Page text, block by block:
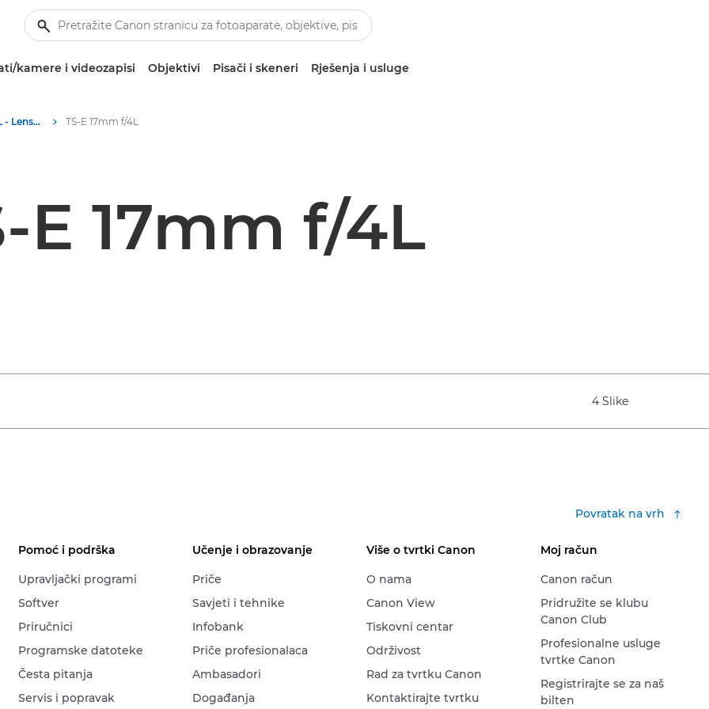
kamere i videozapisi Objektivi Pisači i skeneri Rješenja i usluge
Canon TS-E 17mm f/4L - Lenses - Camera & Photo lenses TS-E 17mm f/4L
E 17mm f/4L
4 Slike
Povratak na vrh
Pomoć i podrška
Upravljački programi
Softver
Priručnici
Programske datoteke
Česta pitanja
Servis i popravak
Učenje i obrazovanje
Priče
Savjeti i tehnike
Infobank
Priče profesionalaca
Ambasadori
Događanja
Više o tvrtki Canon
O nama
Canon View
Tiskovni centar
Održivost
Rad za tvrtku Canon
Kontaktirajte tvrtku
Moj račun
Canon račun
Pridružite se klubu
Canon Club
Profesionalne usluge
tvrtke Canon
Registrirajte se za naš
bilten